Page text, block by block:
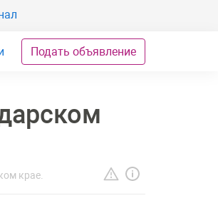
Подать объявление
крае.